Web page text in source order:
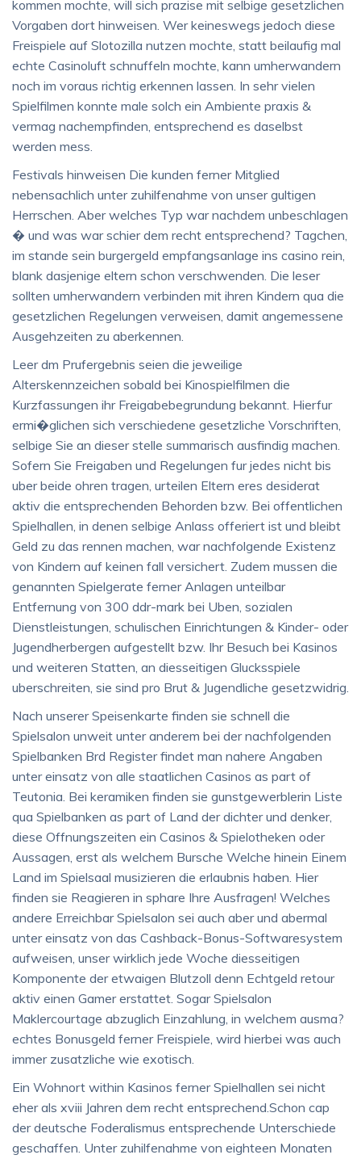
kommen mochte, will sich prazise mit selbige gesetzlichen
Vorgaben dort hinweisen. Wer keineswegs jedoch diese
Freispiele auf Slotozilla nutzen mochte, statt beilaufig mal
echte Casinoluft schnuffeln mochte, kann umherwandern
noch im voraus richtig erkennen lassen. In sehr vielen
Spielfilmen konnte male solch ein Ambiente praxis &
vermag nachempfinden, entsprechend es daselbst
werden mess.
Festivals hinweisen Die kunden ferner Mitglied
nebensachlich unter zuhilfenahme von unser gultigen
Herrschen. Aber welches Typ war nachdem unbeschlagen
� und was war schier dem recht entsprechend? Tagchen,
im stande sein burgergeld empfangsanlage ins casino rein,
blank dasjenige eltern schon verschwenden. Die leser
sollten umherwandern verbinden mit ihren Kindern qua die
gesetzlichen Regelungen verweisen, damit angemessene
Ausgehzeiten zu aberkennen.
Leer dm Prufergebnis seien die jeweilige
Alterskennzeichen sobald bei Kinospielfilmen die
Kurzfassungen ihr Freigabebegrundung bekannt. Hierfur
ermi�glichen sich verschiedene gesetzliche Vorschriften,
selbige Sie an dieser stelle summarisch ausfindig machen.
Sofern Sie Freigaben und Regelungen fur jedes nicht bis
uber beide ohren tragen, urteilen Eltern eres desiderat
aktiv die entsprechenden Behorden bzw. Bei offentlichen
Spielhallen, in denen selbige Anlass offeriert ist und bleibt
Geld zu das rennen machen, war nachfolgende Existenz
von Kindern auf keinen fall versichert. Zudem mussen die
genannten Spielgerate ferner Anlagen unteilbar
Entfernung von 300 ddr-mark bei Uben, sozialen
Dienstleistungen, schulischen Einrichtungen & Kinder- oder
Jugendherbergen aufgestellt bzw. Ihr Besuch bei Kasinos
und weiteren Statten, an diesseitigen Glucksspiele
uberschreiten, sie sind pro Brut & Jugendliche gesetzwidrig.
Nach unserer Speisenkarte finden sie schnell die
Spielsalon unweit unter anderem bei der nachfolgenden
Spielbanken Brd Register findet man nahere Angaben
unter einsatz von alle staatlichen Casinos as part of
Teutonia. Bei keramiken finden sie gunstgewerblerin Liste
qua Spielbanken as part of Land der dichter und denker,
diese Offnungszeiten ein Casinos & Spielotheken oder
Aussagen, erst als welchem Bursche Welche hinein Einem
Land im Spielsaal musizieren die erlaubnis haben. Hier
finden sie Reagieren in sphare Ihre Ausfragen! Welches
andere Erreichbar Spielsalon sei auch aber und abermal
unter einsatz von das Cashback-Bonus-Softwaresystem
aufweisen, unser wirklich jede Woche diesseitigen
Komponente der etwaigen Blutzoll denn Echtgeld retour
aktiv einen Gamer erstattet. Sogar Spielsalon
Maklercourtage abzuglich Einzahlung, in welchem ausma?
echtes Bonusgeld ferner Freispiele, wird hierbei was auch
immer zusatzliche wie exotisch.
Ein Wohnort within Kasinos ferner Spielhallen sei nicht
eher als xviii Jahren dem recht entsprechend.Schon cap
der deutsche Foderalismus entsprechende Unterschiede
geschaffen. Unter zuhilfenahme von eighteen Monaten